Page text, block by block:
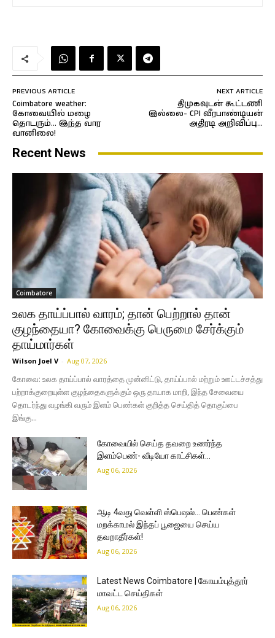
PREVIOUS ARTICLE
Coimbatore weather:
கோவையில் மழை
தொடரும்… இந்த வார
வானிலை!
NEXT ARTICLE
திமுகவுடன் கூட்டணி
இல்லை- CPI வீரபாண்டியன்
அதிரடி அறிவிப்பு…
Recent News
Coimbatore
உலக தாய்ப்பால் வாரம்; தான் பெற்றால் தான்
குழந்தையா? கோவைக்கு பெருமை சேர்க்கும்
தாய்மார்கள்
Wilson Joel V - Aug 07, 2026
கோவை: உலக தாய்ப்பால் வாரத்தை முன்னிட்டு, தாய்ப்பால் மற்றும் ஊட்டச்சத்து
பற்றாக்குறையுள்ள குழந்தைகளுக்கும் ஒரு தாயாக மாறி, இந்த சேவையை
தொடர்ந்து வழங்கி வரும் இளம் பெண்கள் குறித்த செய்தித் தொகுப்பை
இங்கு...
கோவையில் செய்த தவறை உணர்ந்த
இளம்பெண்- வீடியோ காட்சிகள்…
Aug 06, 2026
ஆடி 4வது வெள்ளி ஸ்பெஷல்… பெண்கள்
மறக்காமல் இந்தப் பூஜையை செய்ய
தவறாதீர்கள்!
Aug 06, 2026
Latest News Coimbatore | கோயம்புத்தூர்
மாவட்ட செய்திகள்
Aug 06, 2026